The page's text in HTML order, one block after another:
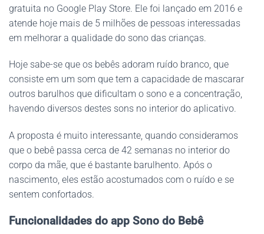
gratuita no Google Play Store. Ele foi lançado em 2016 e
atende hoje mais de 5 milhões de pessoas interessadas
em melhorar a qualidade do sono das crianças.
Hoje sabe-se que os bebês adoram ruído branco, que
consiste em um som que tem a capacidade de mascarar
outros barulhos que dificultam o sono e a concentração,
havendo diversos destes sons no interior do aplicativo.
A proposta é muito interessante, quando consideramos
que o bebê passa cerca de 42 semanas no interior do
corpo da mãe, que é bastante barulhento. Após o
nascimento, eles estão acostumados com o ruído e se
sentem confortados.
Funcionalidades do app Sono do Bebê